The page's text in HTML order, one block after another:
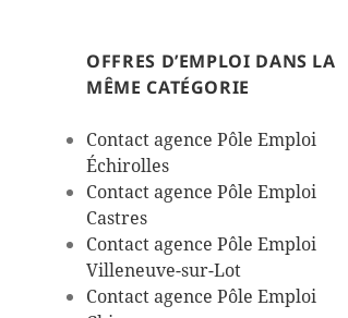
OFFRES D’EMPLOI DANS LA
MÊME CATÉGORIE
Contact agence Pôle Emploi
Échirolles
Contact agence Pôle Emploi
Castres
Contact agence Pôle Emploi
Villeneuve-sur-Lot
Contact agence Pôle Emploi